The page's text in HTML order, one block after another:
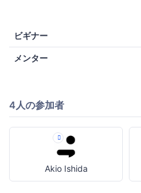
ビギナー
メンター
4人の参加者
Akio Ishida